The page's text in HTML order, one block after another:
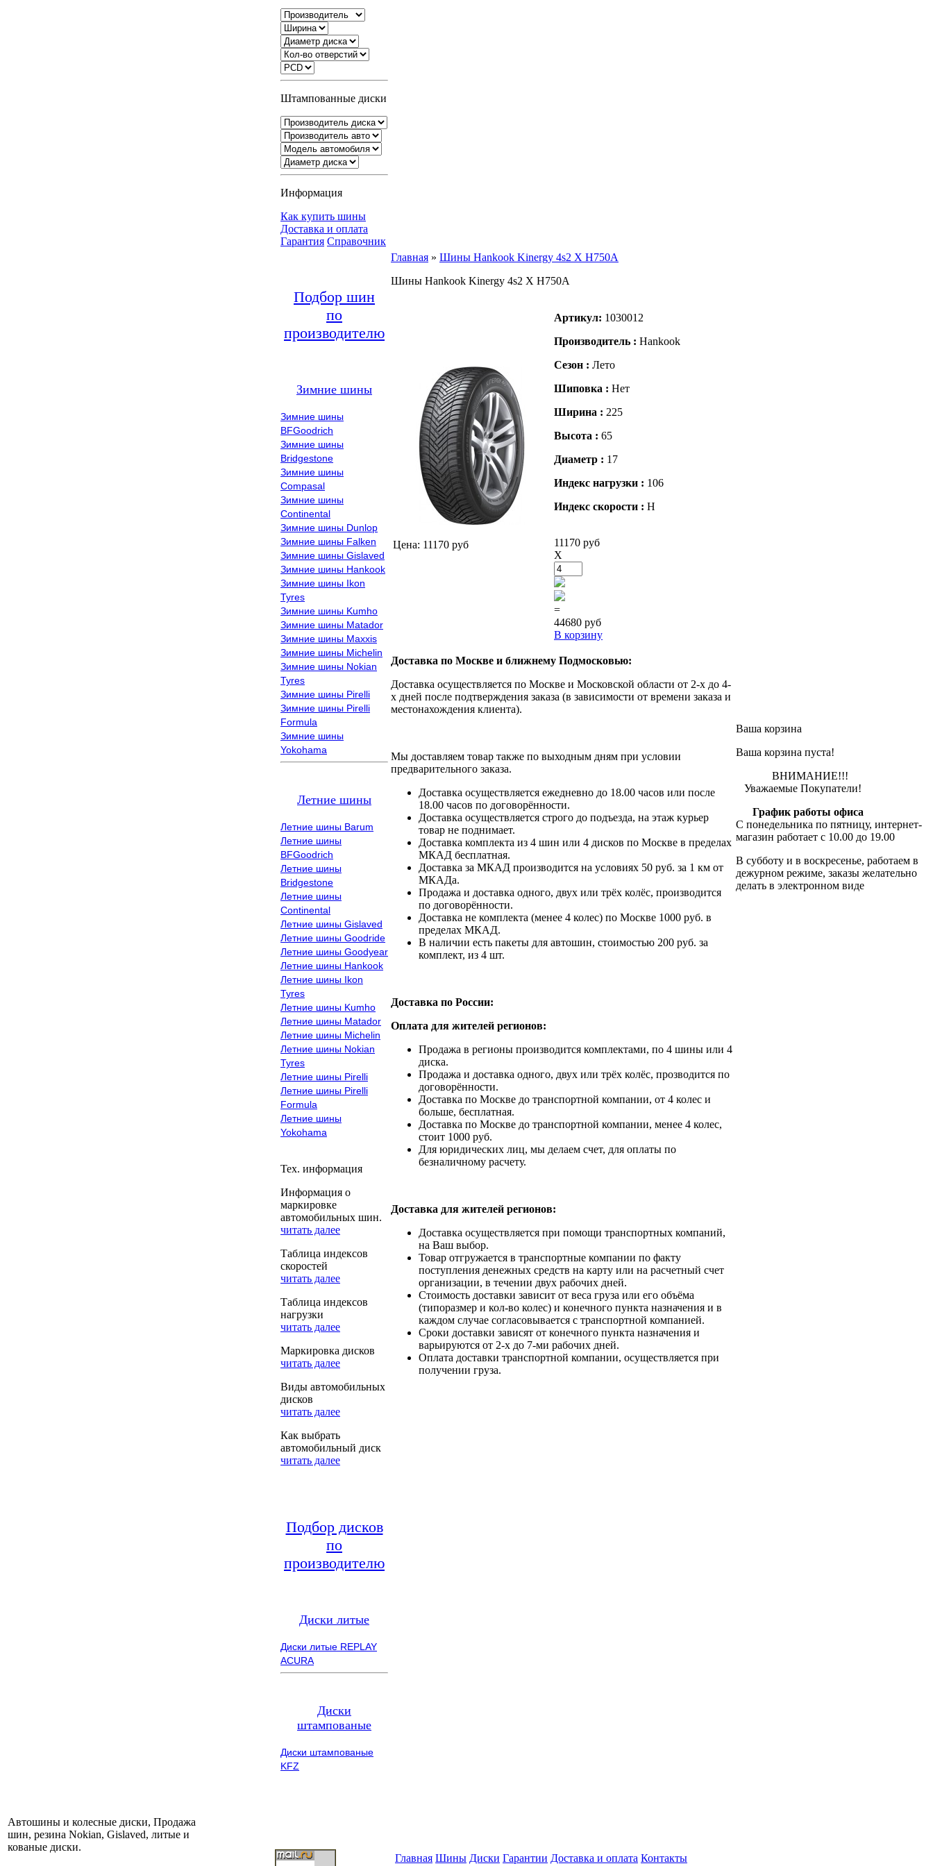
Штампованные диски
Информация
Как купить шины
Доставка и оплата
Гарантия Справочник
Подбор шин
по
производителю
Зимние шины
Зимние шины
BFGoodrich
Зимние шины
Bridgestone
Зимние шины
Compasal
Зимние шины
Continental
Зимние шины Dunlop
Зимние шины Falken
Зимние шины Gislaved
Зимние шины Hankook
Зимние шины Ikon
Tyres
Зимние шины Kumho
Зимние шины Matador
Зимние шины Maxxis
Зимние шины Michelin
Зимние шины Nokian
Tyres
Зимние шины Pirelli
Зимние шины Pirelli
Formula
Зимние шины
Yokohama
Летние шины
Летние шины Barum
Летние шины
BFGoodrich
Летние шины
Bridgestone
Летние шины
Continental
Летние шины Gislaved
Летние шины Goodride
Летние шины Goodyear
Летние шины Hankook
Летние шины Ikon
Tyres
Летние шины Kumho
Летние шины Matador
Летние шины Michelin
Летние шины Nokian
Tyres
Летние шины Pirelli
Летние шины Pirelli
Formula
Летние шины
Yokohama
Тех. информация
Информация о
маркировке
автомобильных шин.
читать далее
Таблица индексов
скоростей
читать далее
Таблица индексов
нагрузки
читать далее
Маркировка дисков
читать далее
Виды автомобильных
дисков
читать далее
Как выбрать
автомобильный диск
читать далее
Подбор дисков
по
производителю
Диски литые
Диски литые REPLAY
ACURA
Диски
штампованые
Диски штампованые
KFZ
Главная » Шины Hankook Kinergy 4s2 X H750A
Шины Hankook Kinergy 4s2 X H750A
Цена: 11170 руб
Артикул: 1030012
Производитель : Hankook
Сезон : Лето
Шиповка : Нет
Ширина : 225
Высота : 65
Диаметр : 17
Индекс нагрузки : 106
Индекс скорости : H
11170 руб
X
=
44680 руб
В корзину
Доставка по Москве и ближнему Подмосковью:
Доставка осуществляется по Москве и Московской области от 2-х до 4-
х дней после подтверждения заказа (в зависимости от времени заказа и
местонахождения клиента).
Мы доставляем товар также по выходным дням при условии
предварительного заказа.
Доставка осуществляется ежедневно до 18.00 часов или после
18.00 часов по договорённости.
Доставка осуществляется строго до подъезда, на этаж курьер
товар не поднимает.
Доставка комплекта из 4 шин или 4 дисков по Москве в пределах
МКАД бесплатная.
Доставка за МКАД производится на условиях 50 руб. за 1 км от
МКАДа.
Продажа и доставка одного, двух или трёх колёс, производится
по договорённости.
Доставка не комплекта (менее 4 колес) по Москве 1000 руб. в
пределах МКАД.
В наличии есть пакеты для автошин, стоимостью 200 руб. за
комплект, из 4 шт.
Доставка по России:
Оплата для жителей регионов:
Продажа в регионы производится комплектами, по 4 шины или 4
диска.
Продажа и доставка одного, двух или трёх колёс, прозводится по
договорённости.
Доставка по Москве до транспортной компании, от 4 колес и
больше, бесплатная.
Доставка по Москве до транспортной компании, менее 4 колес,
стоит 1000 руб.
Для юридических лиц, мы делаем счет, для оплаты по
безналичному расчету.
Доставка для жителей регионов:
Доставка осуществляется при помощи транспортных компаний,
на Ваш выбор.
Товар отгружается в транспортные компании по факту
поступления денежных средств на карту или на расчетный счет
организации, в течении двух рабочих дней.
Стоимость доставки зависит от веса груза или его объёма
(типоразмер и кол-во колес) и конечного пункта назначения и в
каждом случае согласовывается с транспортной компанией.
Сроки доставки зависят от конечного пункта назначения и
варьируются от 2-х до 7-ми рабочих дней.
Оплата доставки транспортной компании, осуществляется при
получении груза.
Ваша корзина
Ваша корзина пуста!
ВНИМАНИЕ!!!
Уважаемые Покупатели!
График работы офиса
С понедельника по пятницу, интернет-
магазин работает с 10.00 до 19.00
В субботу и в воскресенье, работаем в
дежурном режиме, заказы желательно
делать в электронном виде
Автошины и колесные диски, Продажа
шин, резина Nokian, Gislaved, литые и
кованые диски.
Главная Шины Диски Гарантии Доставка и оплата Контакты